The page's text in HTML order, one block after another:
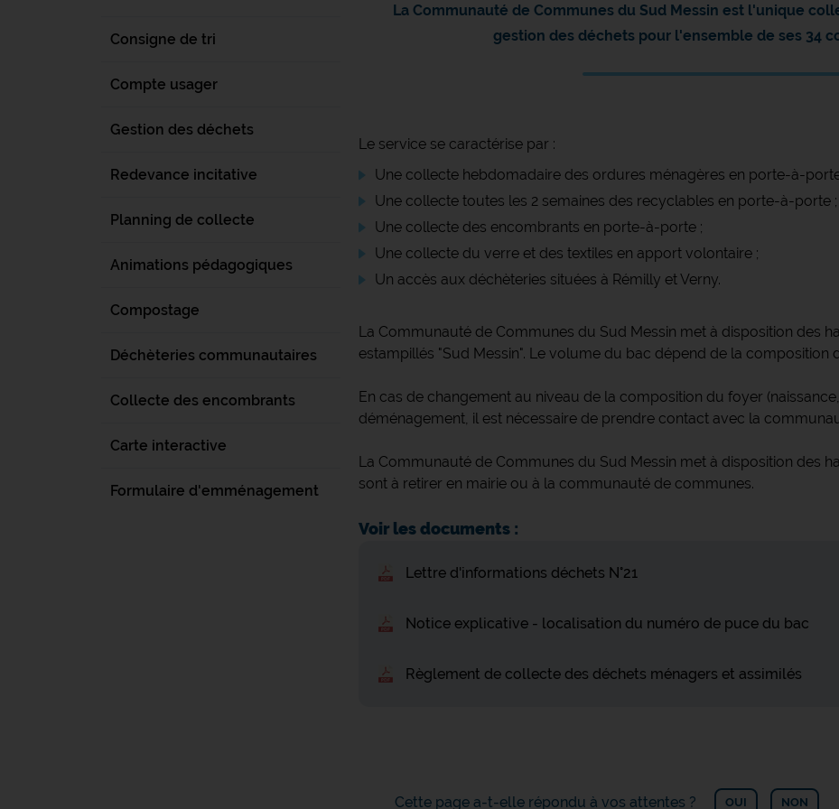
La Communauté de Communes du Sud Messin est l'unique
gestion des déchets pour l'ensemble de ses 34
Le service se caractérise par :
Une collecte hebdomadaire des ordures ménagères en porte-à-
Une collecte toutes les 2 semaines des recyclables en porte-à-porte ;
Une collecte des encombrants en porte-à-porte ;
Une collecte du verre et des textiles en apport volontaire ;
Un accès aux déchèteries situées à Rémilly et Verny.
La Communauté de Communes du Sud Messin met à disposition des
estampillés "Sud Messin". Le volume du bac dépend de la composition
En cas de changement au niveau de la composition du foyer
déménagement, il est nécessaire de prendre contact avec la
La Communauté de Communes du Sud Messin met à disposition des
sont à retirer en mairie ou à la communauté de communes.
Voir les documents :
Lettre d'informations déchets N°21
Notice explicative - localisation du numéro de puce du bac
Règlement de collecte des déchets ménagers et assimilés
Consigne de tri
Compte usager
Gestion des déchets
Redevance incitative
Planning de collecte
Animations pédagogiques
Compostage
Déchèteries communautaires
Collecte des encombrants
Carte interactive
Formulaire d'emménagement
Cette page a-t-elle répondu à vos attentes ? OUI NON